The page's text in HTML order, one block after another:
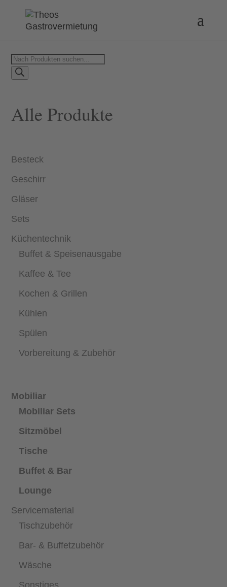
Products
search
Alle Produkte
Besteck
Geschirr
Gläser
Sets
Küchentechnik
Buffet & Speisenausgabe
Kaffee & Tee
Kochen & Grillen
Kühlen
Spülen
Vorbereitung & Zubehör
Mobiliar
Mobiliar Sets
Sitzmöbel
Tische
Buffet & Bar
Lounge
Servicematerial
Tischzubehör
Bar- & Buffetzubehör
Wäsche